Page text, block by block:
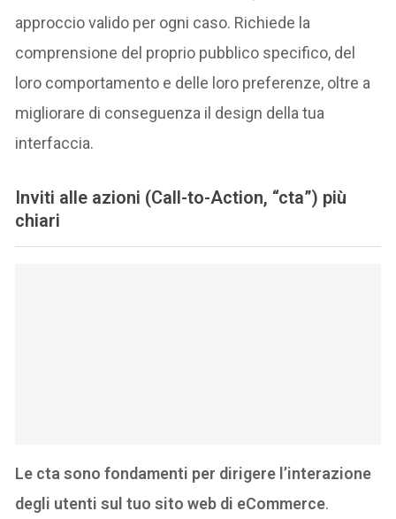
approccio valido per ogni caso. Richiede la
comprensione del proprio pubblico specifico, del
loro comportamento e delle loro preferenze, oltre a
migliorare di conseguenza il design della tua
interfaccia.
Inviti alle azioni (Call-to-Action, “cta”) più
chiari
Le cta sono fondamenti per dirigere l’interazione
degli utenti sul tuo sito web di eCommerce.